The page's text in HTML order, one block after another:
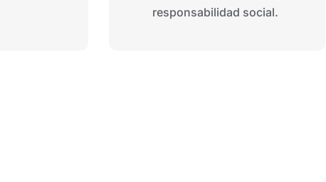
responsabilidad social.